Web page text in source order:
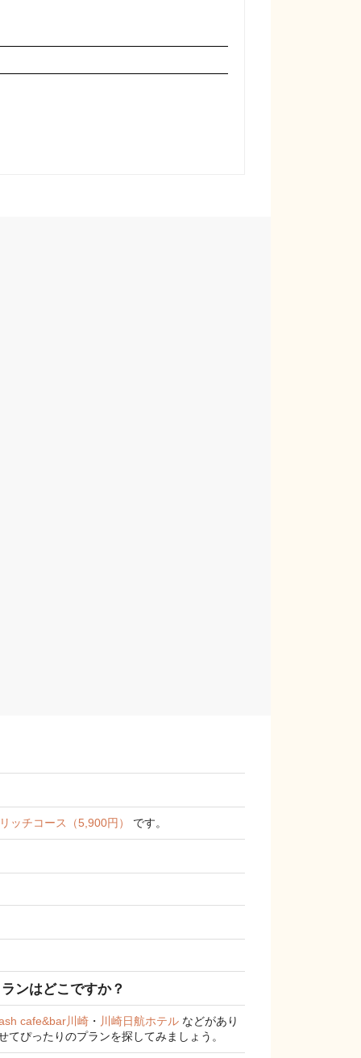
ッチコース（5,900円） です。
ンはどこですか？
cafe&bar川崎 ・ 川崎日航ホテル などがあり
ぴったりのプランを探してみましょう。